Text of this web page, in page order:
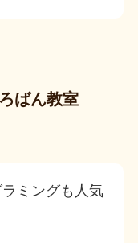
ばん教室
ミングも人気